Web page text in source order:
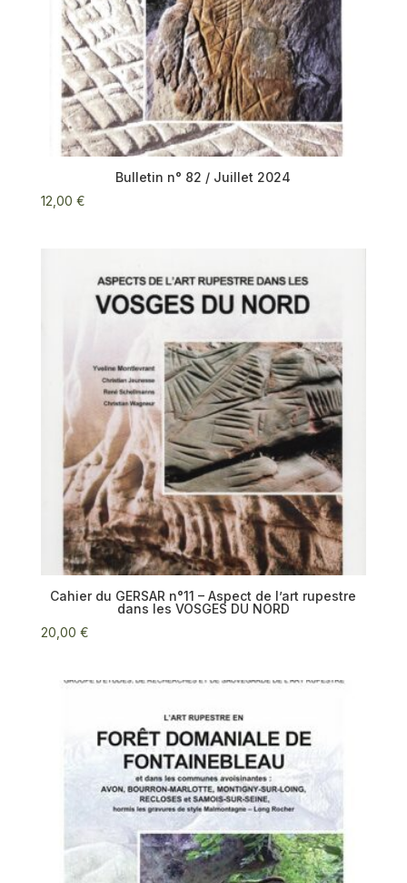
Bulletin n° 82 / Juillet 2024
12,00 €
Cahier du GERSAR n°11 – Aspect de l’art rupestre
dans les VOSGES DU NORD
20,00 €